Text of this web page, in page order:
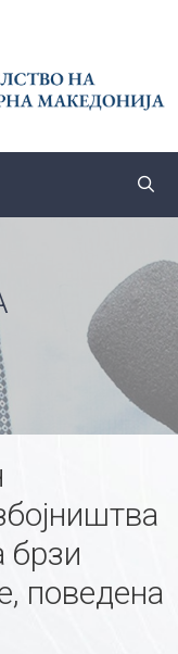
брзи
поведена